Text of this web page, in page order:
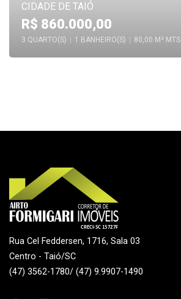
CIDADE DE TAIÓ
R$ 860.000,00
3 QUARTO(S) 1 BANHEIRO(S) 80,00 M² MTS
Rua Cel Feddersen, 1716, Sala 03
Centro - Taió/SC
(47) 3562-1780/ (47) 9.9907-1490